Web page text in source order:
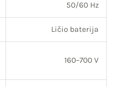
50/60 Hz
Ličio baterija
160–700 V